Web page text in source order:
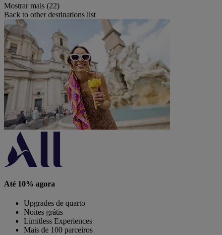
Mostrar mais (22)
Back to other destinations list
Até 10% agora
Upgrades de quarto
Noites grátis
Limitless Experiences
Mais de 100 parceiros